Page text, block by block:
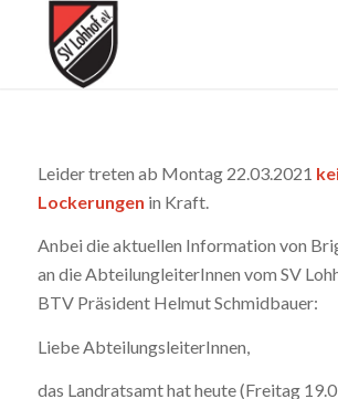
Leider treten ab Montag 22.03.2021
Lockerungen in Kraft.
Anbei die aktuellen Information von
an die AbteilungleiterInnen vom SV
BTV Präsident Helmut Schmidbauer:
Liebe AbteilungsleiterInnen,
das Landratsamt hat heute (Freitag